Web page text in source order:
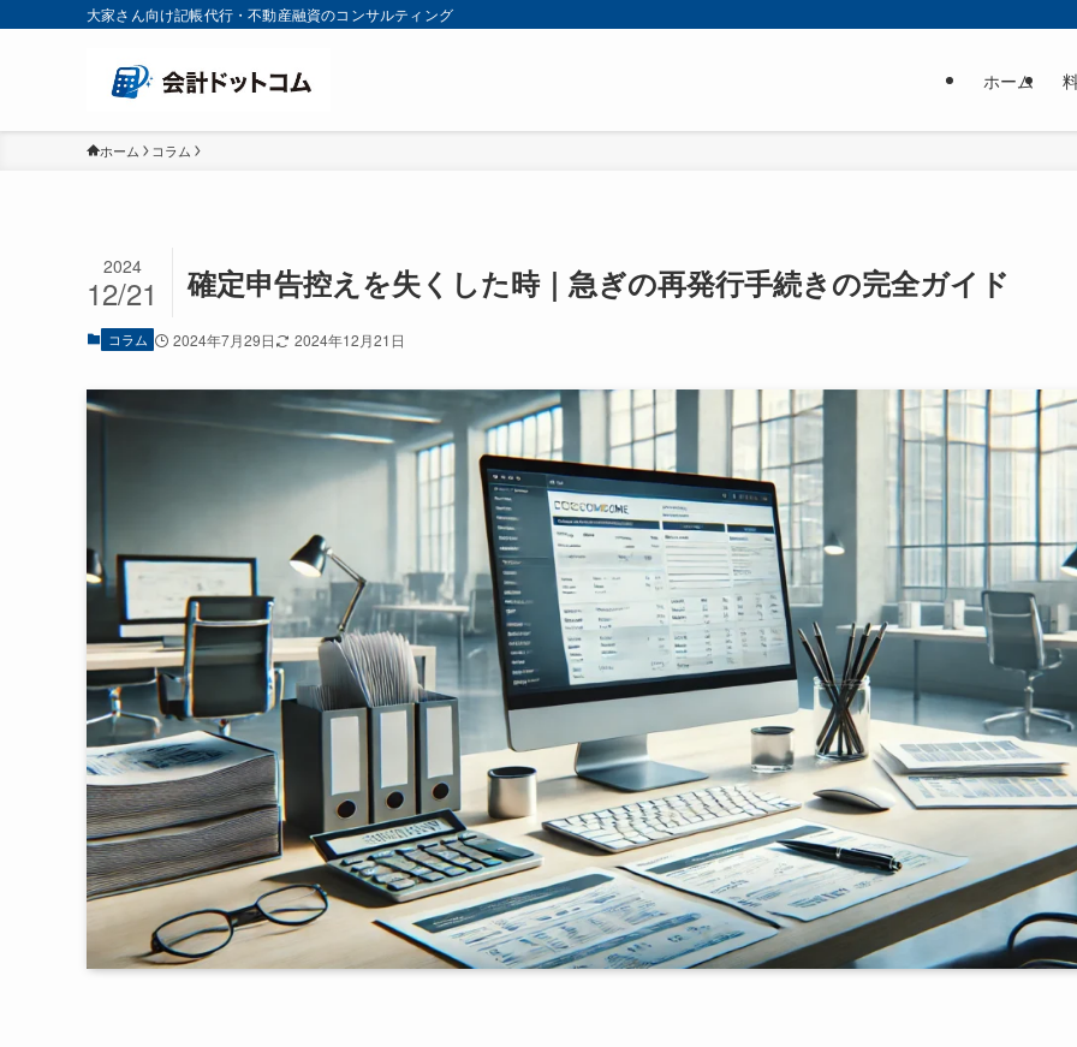
大家さん向け記帳代行・不動産融資のコンサルティング
ホーム
ホーム コラム
確定申告控えを失くした時｜急ぎの再発行手続きの完全ガイド
2024
12/21
コラム 2024年7月29日 2024年12月21日